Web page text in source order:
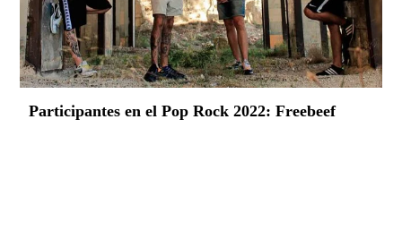
Participantes en el Pop Rock 2022: Freebeef